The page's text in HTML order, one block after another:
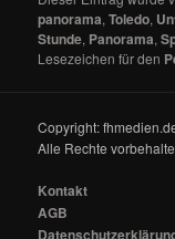
panorama,Toledo,
Stunde, Panorama,
Lesezeichen für den
Copyright:
Alle Rechte
Kontakt
AGB